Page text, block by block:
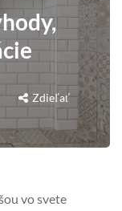
Zdieľať
vo svete